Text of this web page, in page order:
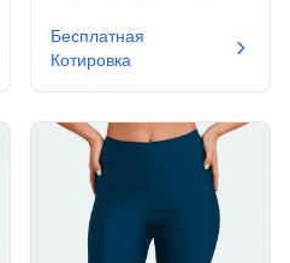
гладким поясом,
обеспечивающие
максимальное покрытие
Бесплатная
Котировка